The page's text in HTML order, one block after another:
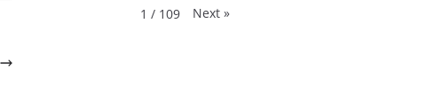
1 / 109 Next »